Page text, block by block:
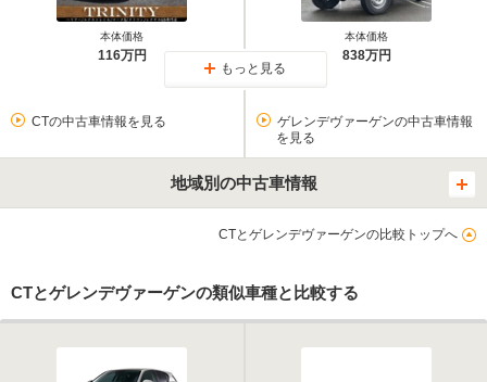
本体価格
116万円
本体価格
838万円
もっと見る
CTの中古車情報を見る
ゲレンデヴァーゲンの中古車情報
を見る
地域別の中古車情報
CTとゲレンデヴァーゲンの比較トップへ
CTとゲレンデヴァーゲンの類似車種と比較する